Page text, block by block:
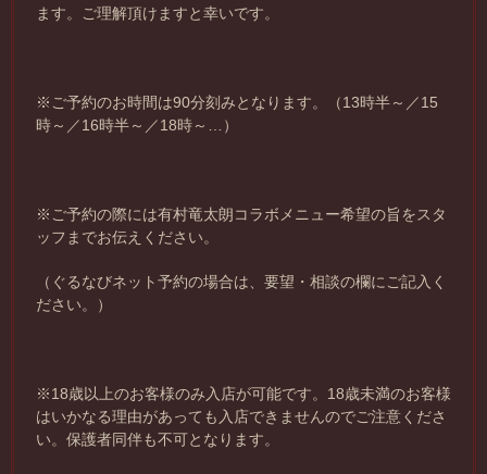
ます。ご理解頂けますと幸いです。
※ご予約のお時間は90分刻みとなります。（13時半～／15
時～／16時半～／18時～…）
※ご予約の際には有村竜太朗コラボメニュー希望の旨をスタ
ッフまでお伝えください。
（ぐるなびネット予約の場合は、要望・相談の欄にご記入く
ださい。）
※18歳以上のお客様のみ入店が可能です。18歳未満のお客様
はいかなる理由があっても入店できませんのでご注意くださ
い。保護者同伴も不可となります。